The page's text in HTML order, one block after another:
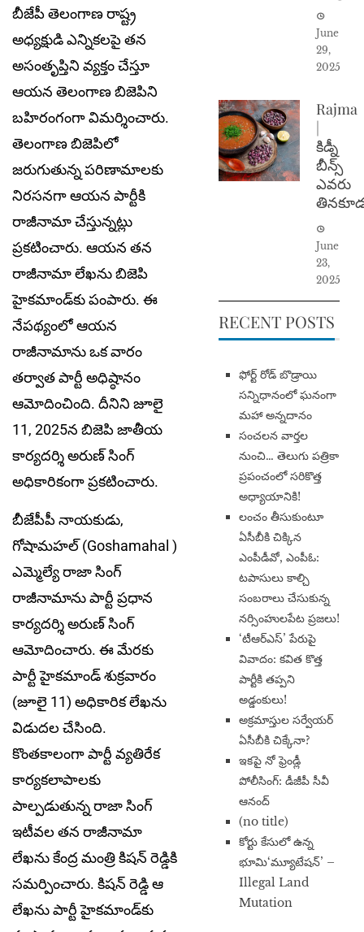
బీజేపీ తెలంగాణ రాష్ట్ర
అధ్యక్షుడి ఎన్నికలపై తన
అసంతృప్తిని వ్యక్తం చేస్తూ
ఆయన తెలంగాణ బిజెపిని
బహిరంగంగా విమర్శించారు.
తెలంగాణ బిజెపిలో
జరుగుతున్న పరిణామాలకు
నిరసనగా ఆయన పార్టీకి
రాజీనామా చేస్తున్నట్లు
ప్రకటించారు. ఆయన తన
రాజీనామా లేఖను బిజెపి
హైకమాండ్‌కు పంపారు. ఈ
నేపథ్యంలో ఆయన
రాజీనామాను ఒక వారం
తర్వాత పార్టీ అధిష్ఠానం
ఆమోదించింది. దీనిని జూలై
11, 2025న బిజెపి జాతీయ
కార్యదర్శి అరుణ్ సింగ్
అధికారికంగా ప్రకటించారు.
బీజేపీపీ నాయకుడు,
గోషామహల్ (Goshamahal )
ఎమ్మెల్యే రాజా సింగ్
రాజీనామాను పార్టీ ప్రధాన
కార్యదర్శి అరుణ్ సింగ్
ఆమోదించారు. ఈ మేరకు
పార్టీ హైకమాండ్ శుక్రవారం
(జూలై 11) అధికారిక లేఖను
విడుదల చేసింది.
కొంతకాలంగా పార్టీ వ్యతిరేక
కార్యకలాపాలకు
పాల్పడుతున్న రాజా సింగ్
ఇటీవల తన రాజీనామా
లేఖను కేంద్ర మంత్రి కిషన్ రెడ్డికి
సమర్పించారు. కిషన్ రెడ్డి ఆ
లేఖను పార్టీ హైకమాండ్‌కు
June
29,
2025
Rajma
|
కిడ్నీ
బీన్స్
ఎవరు
June
23,
2025
RECENT POSTS
​ఫోర్ట్ రోడ్ బొడ్రాయి
సన్నిధానంలో ఘనంగా
మహా అన్నదానం
సంచలన వార్తల
నుంచి… తెలుగు పత్రికా
ప్రపంచంలో సరికొత్త
అధ్యాయానికి!
​లంచం తీసుకుంటూ
ఏసీబీకి చిక్కిన
ఎంపీడీవో, ఎంపీఓ:
టపాసులు కాల్చి
సంబరాలు చేసుకున్న
నర్సింహులపేట ప్రజలు!
‘టీఆర్ఎస్’ పేరుపై
వివాదం: కవిత కొత్త
పార్టీకి తప్పని
అడ్డంకులు!
అక్రమాస్తుల సర్వేయర్
ఏసీబీకి చిక్కేనా?
ఇకపై నో ఫ్రెండ్లీ
పోలీసింగ్: డీజీపీ సీవీ
ఆనంద్
(no title)
​కోర్టు కేసులో ఉన్న
భూమి‘మ్యూటేషన్’ –
Illegal Land
Mutation